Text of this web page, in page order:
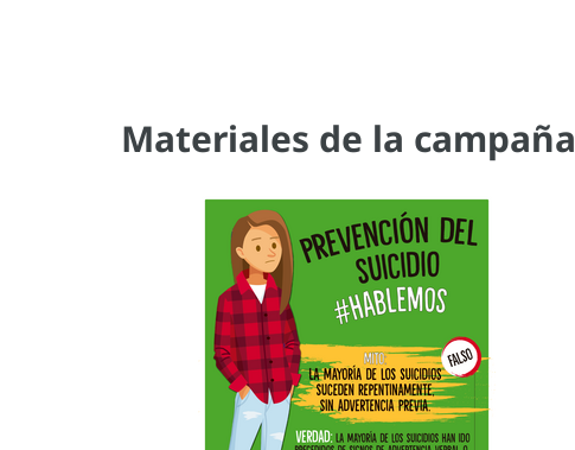
Materiales de la campaña